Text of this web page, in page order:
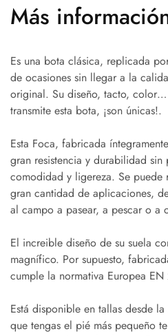
Más
Es una bota clásica, replicada
de ocasiones sin llegar a la
original. Su diseño, tacto, color…
transmite esta bota, ¡son únicas!.
Esta Foca, fabricada
gran resistencia y durabilidad
comodidad y ligereza. Se puede
gran cantidad de aplicaciones,
al campo a pasear, a pescar o a
El increible diseño de su suela
magnífico. Por supuesto,
cumple la normativa Europea EN
Está disponible en tallas desde
que tengas el pié más pequeño